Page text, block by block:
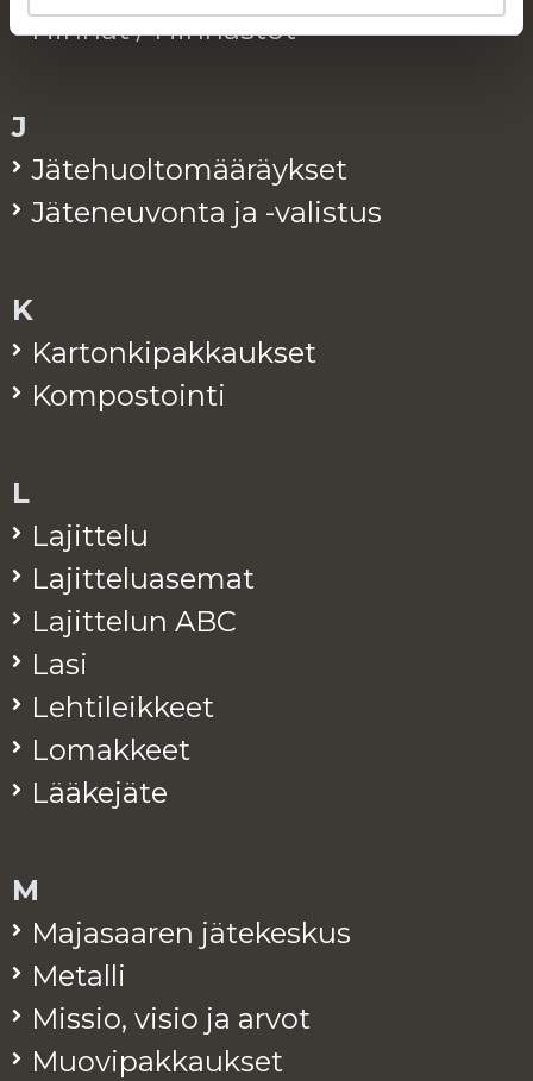
Hin­nat / Hin­nas­tot
J
Jä­te­huol­to­mää­räyk­set
Jä­te­neu­von­ta ja -va­lis­tus
K
Kar­ton­ki­pak­kauk­set
Kom­pos­toin­ti
L
La­jit­te­lu
La­jit­te­lua­se­mat
La­jit­te­lun ABC
Lasi
Leh­ti­leik­keet
Lo­mak­keet
Lää­ke­jä­te
M
Ma­ja­saa­ren jä­te­kes­kus
Me­tal­li
Mis­sio, visio ja arvot
Muo­vi­pak­kauk­set